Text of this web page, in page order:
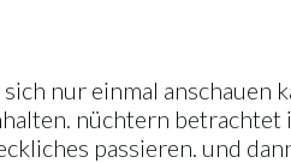
nur einmal
nüchtern betrachtet
passieren. und